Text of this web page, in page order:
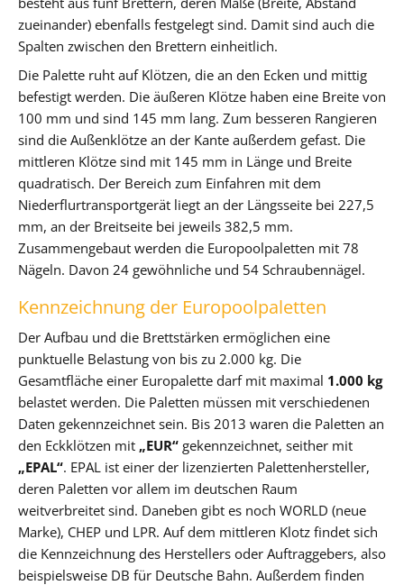
zueinander) ebenfalls festgelegt sind. Damit sind auch die
Spalten zwischen den Brettern einheitlich.
Die Palette ruht auf Klötzen, die an den Ecken und mittig
befestigt werden. Die äußeren Klötze haben eine Breite von
100 mm und sind 145 mm lang. Zum besseren Rangieren
sind die Außenklötze an der Kante außerdem gefast. Die
mittleren Klötze sind mit 145 mm in Länge und Breite
quadratisch. Der Bereich zum Einfahren mit dem
Niederflurtransportgerät liegt an der Längsseite bei 227,5
mm, an der Breitseite bei jeweils 382,5 mm.
Zusammengebaut werden die Europoolpaletten mit 78
Nägeln. Davon 24 gewöhnliche und 54 Schraubennägel.
Kennzeichnung der Europoolpaletten
Der Aufbau und die Brettstärken ermöglichen eine
punktuelle Belastung von bis zu 2.000 kg. Die
Gesamtfläche einer Europalette darf mit maximal 1.000 kg
belastet werden. Die Paletten müssen mit verschiedenen
Daten gekennzeichnet sein. Bis 2013 waren die Paletten an
den Eckklötzen mit „EUR“ gekennzeichnet, seither mit
„EPAL“. EPAL ist einer der lizenzierten Palettenhersteller,
deren Paletten vor allem im deutschen Raum
weitverbreitet sind. Daneben gibt es noch WORLD (neue
Marke), CHEP und LPR. Auf dem mittleren Klotz findet sich
die Kennzeichnung des Herstellers oder Auftraggebers, also
beispielsweise DB für Deutsche Bahn. Außerdem finden